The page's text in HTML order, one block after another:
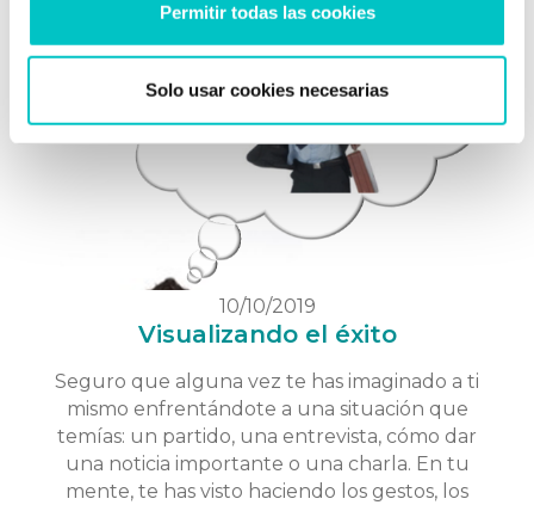
Permitir todas las cookies
Solo usar cookies necesarias
10/10/2019
Visualizando el éxito
Seguro que alguna vez te has imaginado a ti
mismo enfrentándote a una situación que
temías: un partido, una entrevista, cómo dar
una noticia importante o una charla. En tu
mente, te has visto haciendo los gestos, los